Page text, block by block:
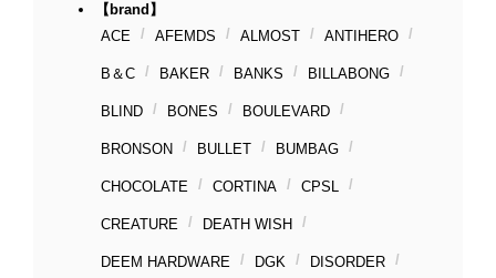
【brand】
ACE
AFEMDS ALMOST ANTIHERO
B＆C BAKER BANKS BILLABONG
BLIND BONES BOULEVARD
BRONSON BULLET BUMBAG
CHOCOLATE CORTINA CPSL
CREATURE DEATH WISH
DEEM HARDWARE DGK DISORDER